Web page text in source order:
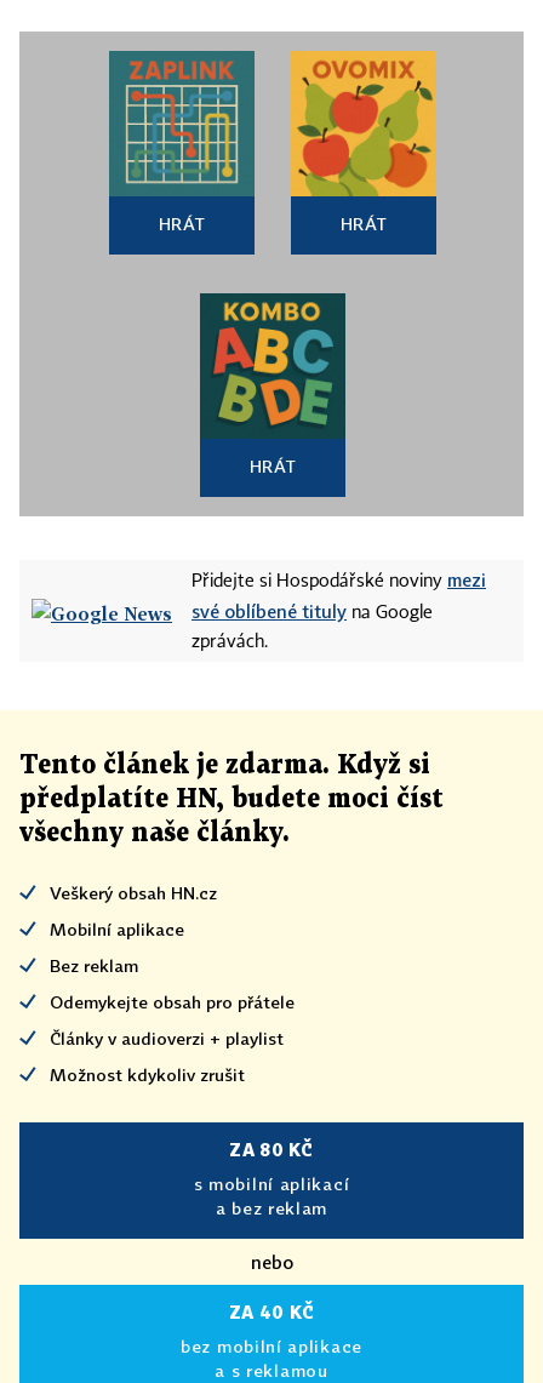
HRÁT HRÁT
HRÁT
Přidejte si Hospodářské noviny mezi
své oblíbené tituly na Google
zprávách.
Tento článek je zdarma. Když si
předplatíte HN, budete moci číst
všechny naše články.
Veškerý obsah HN.cz
Mobilní aplikace
Bez reklam
Odemykejte obsah pro přátele
Články v audioverzi + playlist
Možnost kdykoliv zrušit
ZA 80 KČ
s mobilní aplikací
a bez reklam
nebo
ZA 40 KČ
bez mobilní aplikace
a s reklamou